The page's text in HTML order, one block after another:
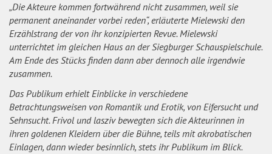
„Die Akteure kommen fortwährend nicht zusammen, weil sie
permanent aneinander vorbei reden“, erläuterte Mielewski den
Erzählstrang der von ihr konzipierten Revue. Mielewski
unterrichtet im gleichen Haus an der Siegburger Schauspielschule.
Am Ende des Stücks finden dann aber dennoch alle irgendwie
zusammen.
Das Publikum erhielt Einblicke in verschiedene
Betrachtungsweisen von Romantik und Erotik, von Eifersucht und
Sehnsucht. Frivol und lasziv bewegten sich die Akteurinnen in
ihren goldenen Kleidern über die Bühne, teils mit akrobatischen
Einlagen, dann wieder besinnlich, stets ihr Publikum im Blick.